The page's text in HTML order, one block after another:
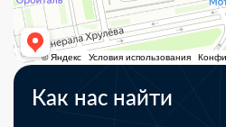
Как нас найти